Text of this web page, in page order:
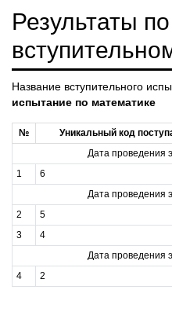
Результаты по
Название вступительного
испытание по математике
№ Уникальный код
Дата проведения
1
6
Дата проведения
2
5
3
4
Дата проведения
4
2